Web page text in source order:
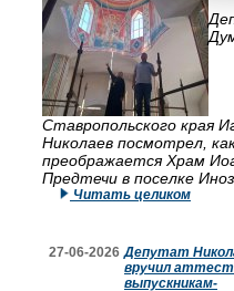
Ставропольского края
Николаев посмотрел,
преображается Храм
Предтечи в поселке
Читать целиком
27-06-2026 Депутат
вручил
выпускникам-